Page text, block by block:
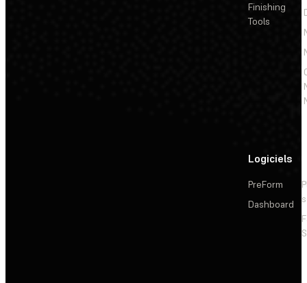
Finishing
Tools
Logiciels
PreForm
Dashboard